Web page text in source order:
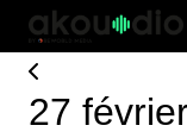
27